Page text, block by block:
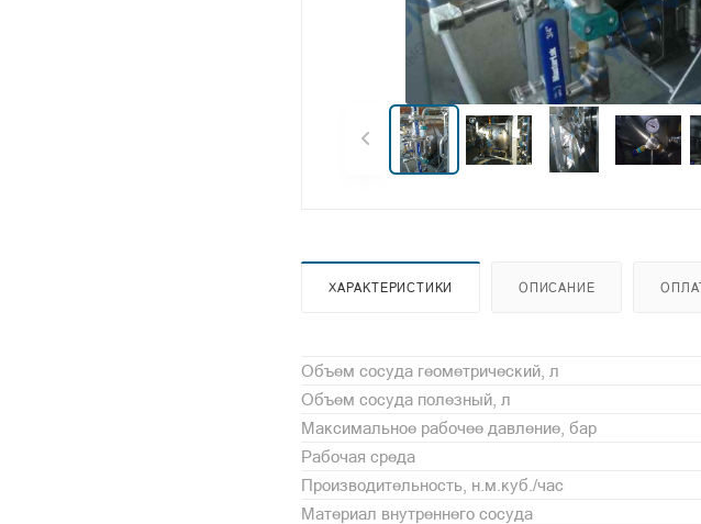
ХАРАКТЕРИСТИКИ ОПИСАНИЕ
Объем сосуда геометрический, л
Объем сосуда полезный, л
Максимальное рабочее давление, бар
Рабочая среда
Производительность, н.м.куб./час
Материал внутреннего сосуда